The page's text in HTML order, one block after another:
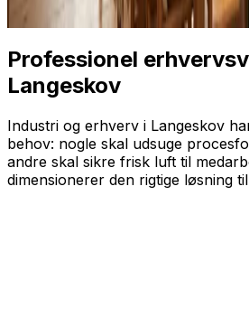
Professionel
Langeskov
Industri og erhverv i Langeskov
behov: nogle skal udsuge
andre skal sikre frisk luft til
dimensionerer den rigtige løsning